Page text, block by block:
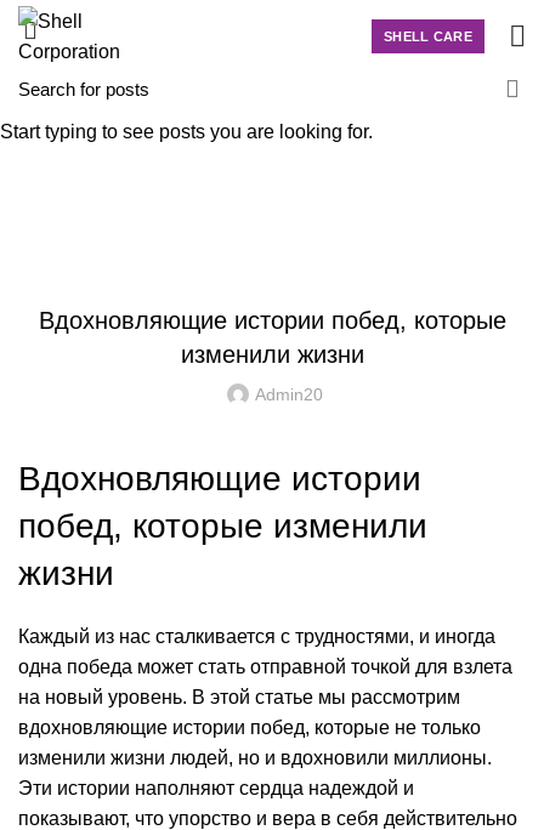
SHELL CARE
News
Вдохновляющие истории побед, которые
изменили жизни
Admin20
Вдохновляющие истории
побед, которые изменили
жизни
Каждый из нас сталкивается с трудностями, и иногда
одна победа может стать отправной точкой для взлета
на новый уровень. В этой статье мы рассмотрим
вдохновляющие истории побед, которые не только
изменили жизни людей, но и вдохновили миллионы.
Эти истории наполняют сердца надеждой и
показывают, что упорство и вера в себя действительно
Start typing to see posts you are looking for.